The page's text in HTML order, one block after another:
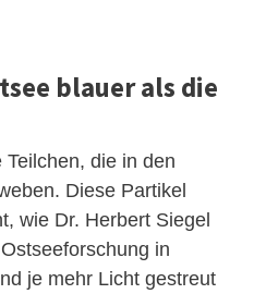
blauer als die
die in den
Diese Partikel
wie Dr. Herbert Siegel
in
je mehr Licht gestreut